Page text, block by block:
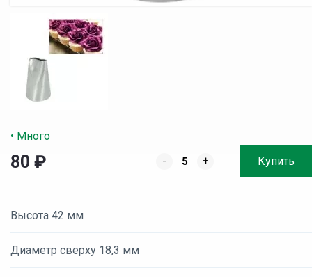
• Много
80 ₽ - + Купить
Высота 42 мм
Диаметр сверху 18,3 мм